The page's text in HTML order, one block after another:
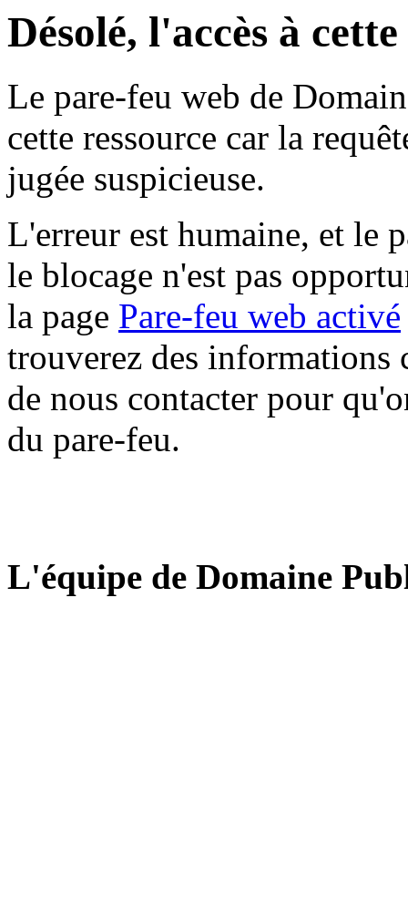
Désolé, l'accès à
Le pare-feu web de
cette ressource car la
jugée suspicieuse.
L'erreur est humaine, et le
le blocage n'est pas
la page Pare-feu web activé
trouverez des informations
de nous contacter pour
du pare-feu.
L'équipe de Domaine